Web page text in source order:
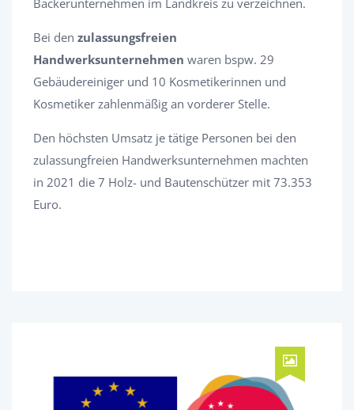
Bei den zulassungsfreien
Handwerksunternehmen waren bspw. 29
Gebäudereiniger und 10 Kosmetikerinnen und
Kosmetiker zahlenmäßig an vorderer Stelle.
Den höchsten Umsatz je tätige Personen bei den
zulassungfreien Handwerksunternehmen machten
in 2021 die 7 Holz- und Bautenschützer mit 73.353
Euro.